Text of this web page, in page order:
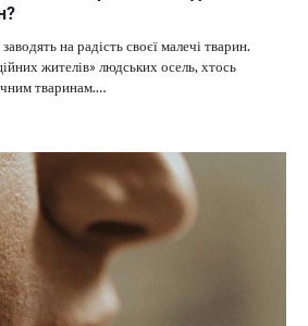
на радість своєї малечі тварин.
жителів» людських осель, хтось
тваринам.…